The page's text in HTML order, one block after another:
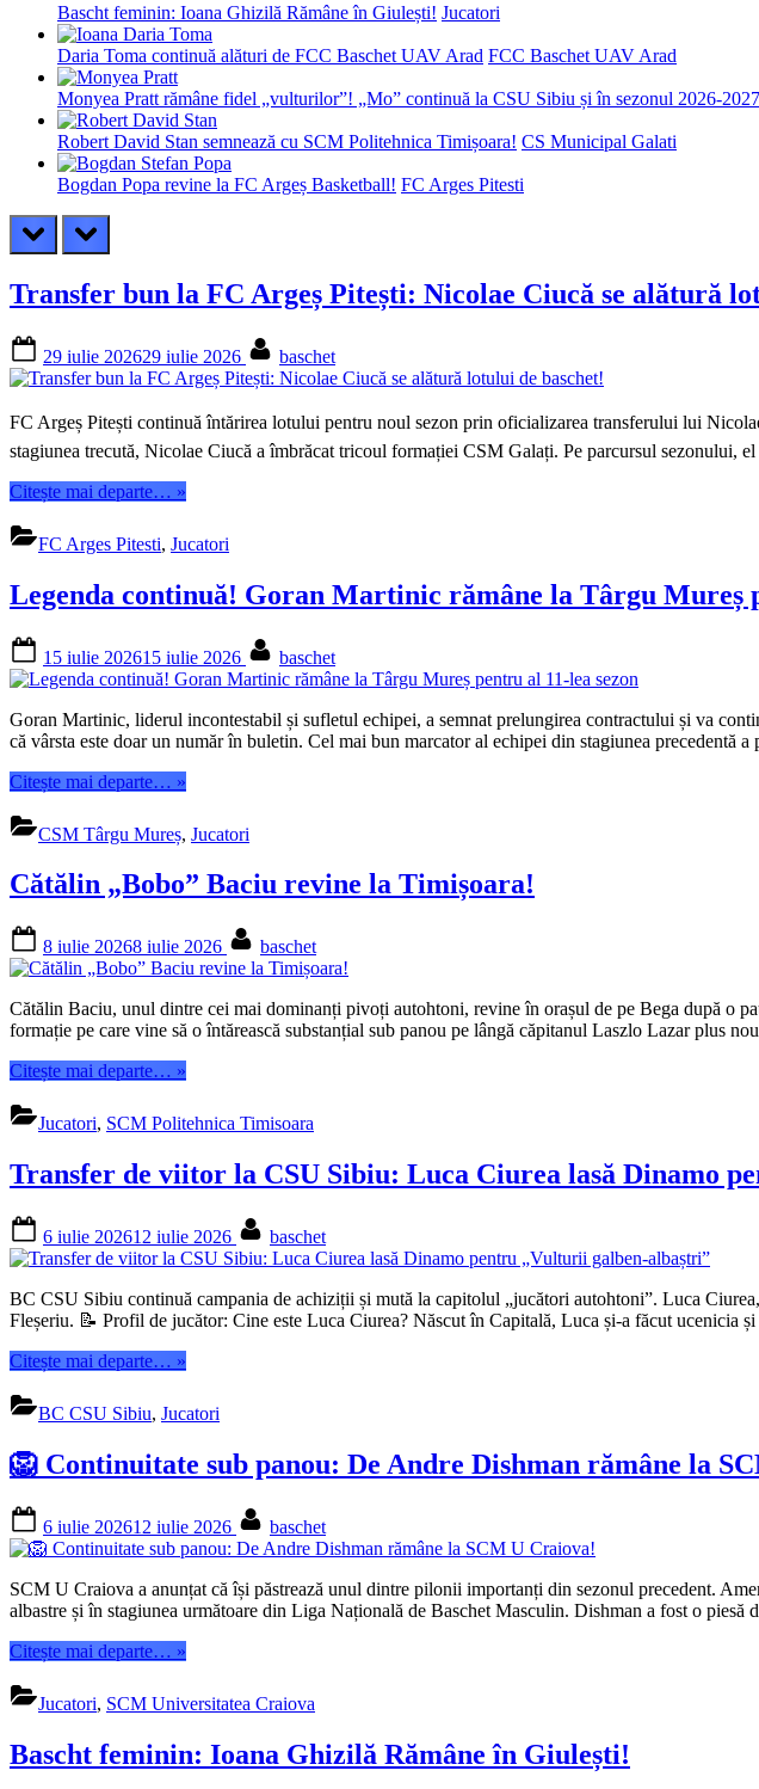
Bascht feminin: Ioana Ghizilă Rămâne în Giulești! Jucatori
Daria Toma continuă alături de FCC Baschet UAV Arad FCC Baschet UAV Arad
Monyea Pratt rămâne fidel „vulturilor”! „Mo” continuă la CSU Sibiu și în sezonul 2026-2027
Robert David Stan semnează cu SCM Politehnica Timișoara! CS Municipal Galati
Bogdan Popa revine la FC Argeș Basketball! FC Arges Pitesti
prev next
Transfer bun la FC Argeș Pitești: Nicolae Ciucă se alătură
on
29 iulie 202629 iulie 2026 baschet
FC Argeș Pitești continuă întărirea lotului pentru noul sezon prin oficializarea transferului lui
stagiunea trecută, Nicolae Ciucă a îmbrăcat tricoul formației CSM Galați. Pe parcursul sezonului,
Citește mai departe… “Transfer
la
FC
Pitești:
se
alătură
de
baschet!”
»
FC Arges Pitesti, Jucatori
Legenda continuă! Goran Martinic rămâne la Târgu Mureș
on
15 iulie 202615 iulie 2026 baschet
Goran Martinic, liderul incontestabil și sufletul echipei, a semnat prelungirea contractului și va
că vârsta este doar un număr în buletin. Cel mai bun marcator al echipei din stagiunea precedentă
Citește mai departe… “Legenda
Goran
Martinic
la
pentru
al
lea
sezon”
»
CSM Târgu Mureș, Jucatori
Cătălin „Bobo” Baciu revine la Timișoara!
on
8 iulie 20268 iulie 2026 baschet
Cătălin Baciu, unul dintre cei mai dominanți pivoți autohtoni, revine în orașul de pe Bega după o
formație pe care vine să o întărească substanțial sub panou pe lângă căpitanul Laszlo Lazar plus
Citește mai departe… “Cătălin
Baciu
revine
Timișoara!”
»
Jucatori, SCM Politehnica Timisoara
Transfer de viitor la CSU Sibiu: Luca Ciurea lasă Dinamo
on
6 iulie 202612 iulie 2026 baschet
BC CSU Sibiu continuă campania de achiziții și mută la capitolul „jucători autohtoni”. Luca
Fleșeriu. 📝 Profil de jucător: Cine este Luca Ciurea? Născut în Capitală, Luca și-a făcut ucenicia
Citește mai departe… “Transfer
la
Sibiu:
lasă
Dinamo
„Vulturii
galben-
albaștri””
»
BC CSU Sibiu, Jucatori
🦁 Continuitate sub panou: De Andre Dishman rămâne la
on
6 iulie 202612 iulie 2026 baschet
SCM U Craiova a anunțat că își păstrează unul dintre pilonii importanți din sezonul precedent.
albastre și în stagiunea următoare din Liga Națională de Baschet Masculin. Dishman a fost o
Citește mai departe… “🦁
sub
panou:
Andre
»
Jucatori, SCM Universitatea Craiova
Bascht feminin: Ioana Ghizilă Rămâne în Giulești!